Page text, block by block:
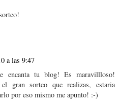
a las 9:47
encanta tu blog! Es maravillloso!
gran sorteo que realizas, estaria
por eso mismo me apunto! :-)